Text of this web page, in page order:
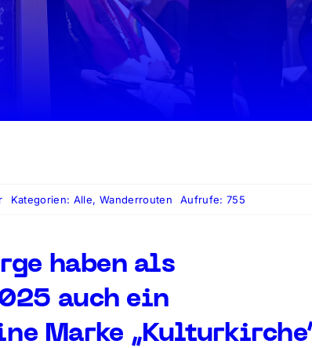
Kategorien: Alle, Wanderrouten Aufrufe: 755
haben als
auch ein
Marke